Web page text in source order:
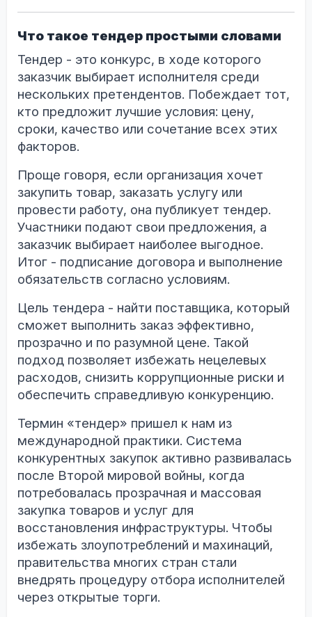
Что такое тендер простыми словами
Тендер - это конкурс, в ходе которого
заказчик выбирает исполнителя среди
нескольких претендентов. Побеждает тот,
кто предложит лучшие условия: цену,
сроки, качество или сочетание всех этих
факторов.
Проще говоря, если организация хочет
закупить товар, заказать услугу или
провести работу, она публикует тендер.
Участники подают свои предложения, а
заказчик выбирает наиболее выгодное.
Итог - подписание договора и выполнение
обязательств согласно условиям.
Цель тендера - найти поставщика, который
сможет выполнить заказ эффективно,
прозрачно и по разумной цене. Такой
подход позволяет избежать нецелевых
расходов, снизить коррупционные риски и
обеспечить справедливую конкуренцию.
Термин «тендер» пришел к нам из
международной практики. Система
конкурентных закупок активно развивалась
после Второй мировой войны, когда
потребовалась прозрачная и массовая
закупка товаров и услуг для
восстановления инфраструктуры. Чтобы
избежать злоупотреблений и махинаций,
правительства многих стран стали
внедрять процедуру отбора исполнителей
через открытые торги.